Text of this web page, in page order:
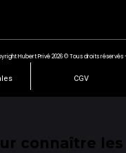
Hubert Privé 2026 © Tous droits réservés
CGV
connaître